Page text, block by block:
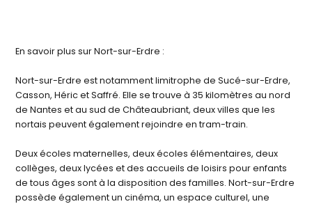
En savoir plus sur Nort-sur-Erdre :
Nort-sur-Erdre est notamment limitrophe de Sucé-sur-Erdre,
Casson, Héric et Saffré. Elle se trouve à 35 kilomètres au nord
de Nantes et au sud de Châteaubriant, deux villes que les
nortais peuvent également rejoindre en tram-train.
Deux écoles maternelles, deux écoles élémentaires, deux
collèges, deux lycées et des accueils de loisirs pour enfants
de tous âges sont à la disposition des familles. Nort-sur-Erdre
possède également un cinéma, un espace culturel, une